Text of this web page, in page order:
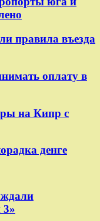
правила въезда
оплату в
на Кипр с
денге
3»